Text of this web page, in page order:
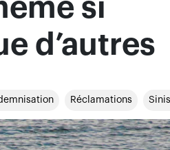
si
d’autres
Réclamations